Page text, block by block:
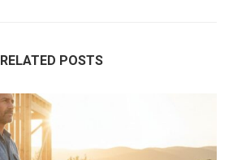
RELATED POSTS